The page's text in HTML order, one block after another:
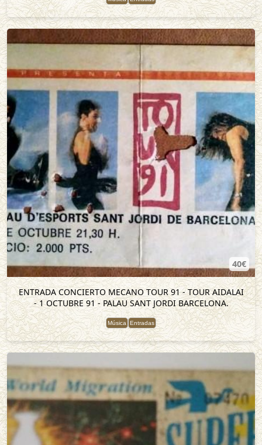
40€
ENTRADA CONCIERTO MECANO TOUR 91 - TOUR AIDALAI
- 1 OCTUBRE 91 - PALAU SANT JORDI BARCELONA.
Música Entradas